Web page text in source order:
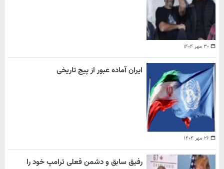
۳۰ مهر ۱۴۰۴
۲۶ مهر ۱۴۰۴
ایران آماده عبور از پیچ تاریخی
رفیق سابق و دشمن فعلی ترامپ خود را